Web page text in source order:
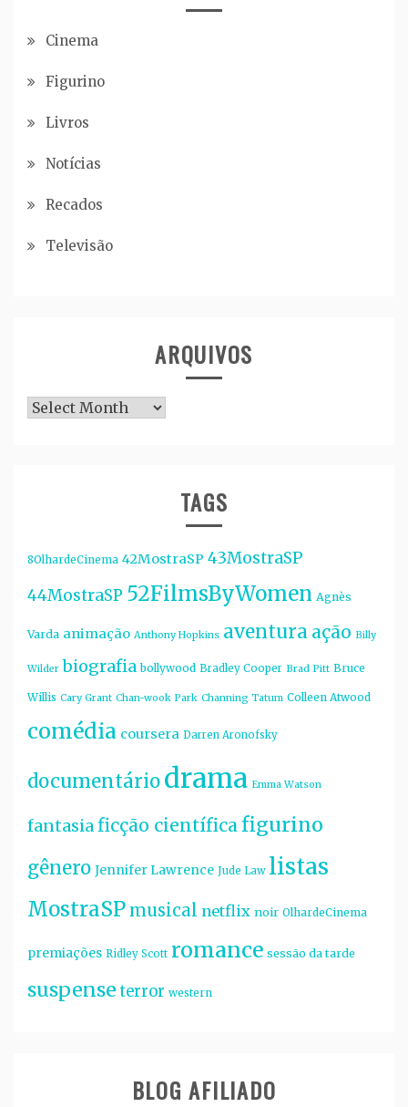
Cinema
Figurino
Livros
Notícias
Recados
Televisão
ARQUIVOS
Arquivos
TAGS
8OlhardeCinema 42MostraSP 43MostraSP
44MostraSP 52FilmsByWomen Agnès
Varda animação Anthony Hopkins aventura ação Billy
Wilder biografia bollywood Bradley Cooper Brad Pitt Bruce
Willis Cary Grant Chan-wook Park Channing Tatum Colleen Atwood
comédia coursera Darren Aronofsky
documentáriodrama Emma Watson
fantasiaficção científicafigurino
gênero Jennifer Lawrence Jude Law listas
MostraSP musical netflix noir OlhardeCinema
premiações Ridley Scott romance sessão da tarde
suspense terror western
BLOG AFILIADO